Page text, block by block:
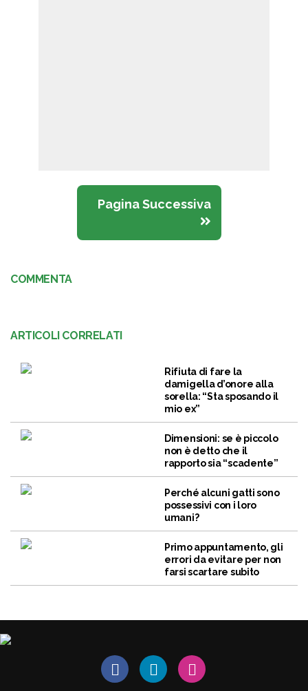
Pagina Successiva
COMMENTA
ARTICOLI CORRELATI
Rifiuta di fare la
damigella d’onore alla
sorella: “Sta sposando il
mio ex”
Dimensioni: se è piccolo
non è detto che il
rapporto sia “scadente”
Perché alcuni gatti sono
possessivi con i loro
umani?
Primo appuntamento, gli
errori da evitare per non
farsi scartare subito